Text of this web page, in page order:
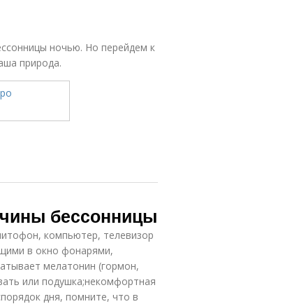
ночью. Но перейдем к
природа.
бессонницы
компьютер, телевизор
в окно фонарями,
мелатонин (гормон,
или подушка;некомфортная
дня, помните, что в